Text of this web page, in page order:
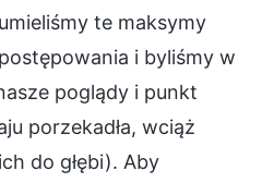
te maksymy
i byliśmy w
poglądy i punkt
porzekadła, wciąż
do głębi). Aby